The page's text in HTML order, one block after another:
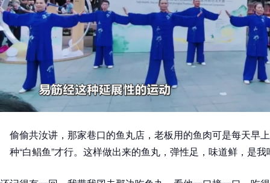
偷偷共汝讲，那家巷口的鱼丸店，老板用的鱼肉可是每天早
种“白鲳鱼”才行。这样做出来的鱼丸，弹性足，味道鲜，是